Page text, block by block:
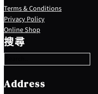
Terms & Conditions
Privacy Policy
Online Shop
搜尋
S
e
a
c
h
Address